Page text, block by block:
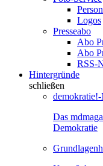
Logos
Presseabo
Abo
Abo
RSS-
Hintergründe
schließen
Das
Demokratie